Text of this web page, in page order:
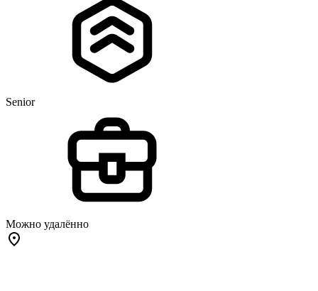
Senior
Можно удалённо